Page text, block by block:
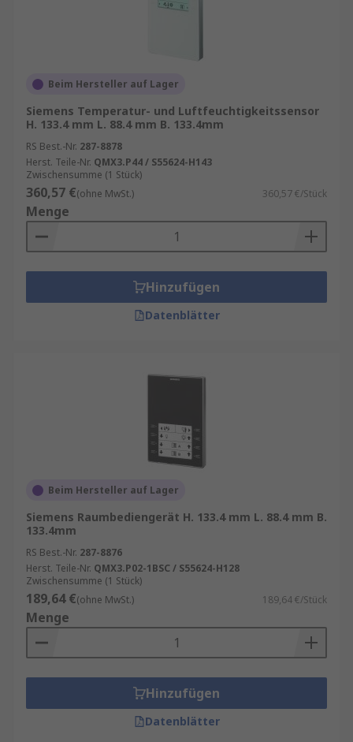
Beim Hersteller auf Lager
Siemens Temperatur- und Luftfeuchtigkeitssensor
H. 133.4 mm L. 88.4 mm B. 133.4mm
RS Best.-Nr. 287-8878
Herst. Teile-Nr. QMX3.P44 / S55624-H143
Zwischensumme (1 Stück)
360,57 €(ohne MwSt.) 360,57 €/Stück
Menge
Hinzufügen
Datenblätter
Beim Hersteller auf Lager
Siemens Raumbediengerät H. 133.4 mm L. 88.4 mm B.
133.4mm
RS Best.-Nr. 287-8876
Herst. Teile-Nr. QMX3.P02-1BSC / S55624-H128
Zwischensumme (1 Stück)
189,64 €(ohne MwSt.) 189,64 €/Stück
Menge
Hinzufügen
Datenblätter